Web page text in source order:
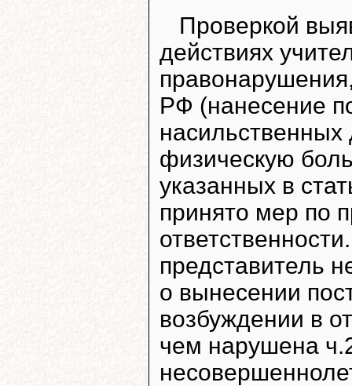
Проверкой
действиях
РФ (нанесение
физическую
указанных в
принято мер по
представитель
о вынесении
возбуждении в
чем нарушена